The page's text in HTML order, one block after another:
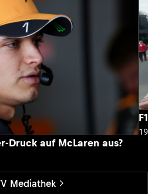
Mediathek
Druck auf McLaren aus?